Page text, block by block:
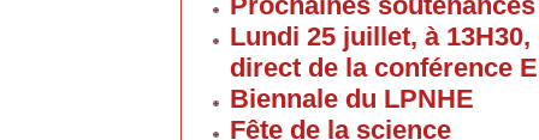
Lundi 25 juillet, à
direct de la conférence
Biennale du LPNHE
Fête de la science